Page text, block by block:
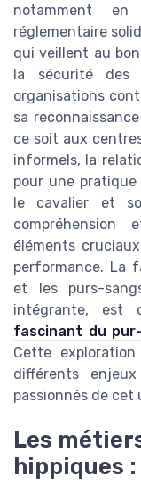
notamment
réglementaire
qui veillent au
la sécurité des
organisations
sa
ce soit aux
informels, la
pour une
le cavalier et
compréhension
éléments
performance. La
et les purs-
intégrante, est
fascinant du
Cette
différents
passionnés de
Les
hippiques